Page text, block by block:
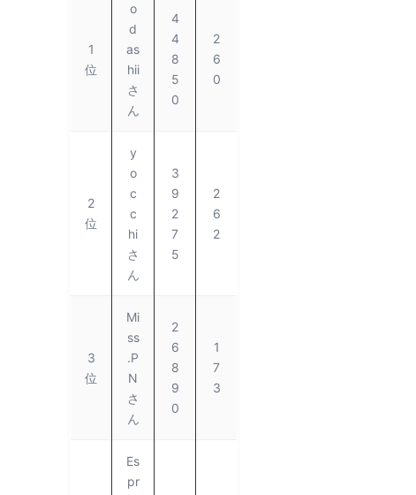
1
位
o
d
as
hii
さ
ん
4
4
8
5
0
2
6
0
2
位
y
o
c
c
hi
さ
ん
3
9
2
7
5
2
6
2
3
位
Mi
ss
.P
N
さ
ん
2
6
8
9
0
1
7
3
Es
pr